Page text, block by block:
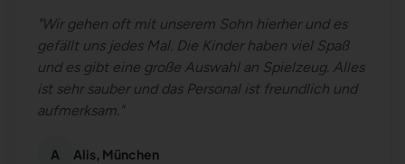
"Wir gehen oft mit unserem Sohn hierher und es
gefällt uns jedes Mal. Die Kinder haben viel Spaß
und es gibt eine große Auswahl an Spielzeug. Alles
ist sehr sauber und das Personal ist freundlich und
aufmerksam. "
A Alis, München